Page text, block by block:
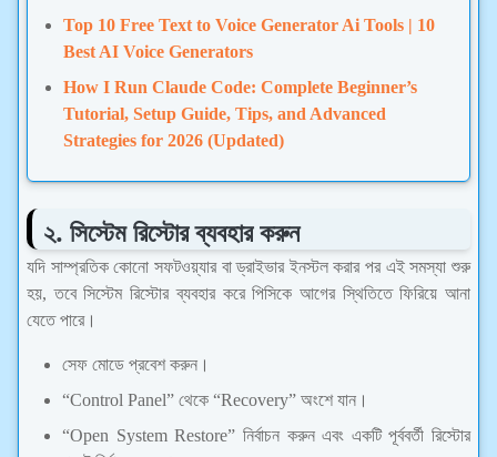
Top 10 Free Text to Voice Generator Ai Tools | 10
Best AI Voice Generators
How I Run Claude Code: Complete Beginner’s
Tutorial, Setup Guide, Tips, and Advanced
Strategies for 2026 (Updated)
২. সিস্টেম রিস্টোর ব্যবহার করুন
যদি সাম্প্রতিক কোনো সফটওয়্যার বা ড্রাইভার ইনস্টল করার পর এই সমস্যা শুরু
হয়, তবে সিস্টেম রিস্টোর ব্যবহার করে পিসিকে আগের স্থিতিতে ফিরিয়ে আনা
যেতে পারে।
সেফ মোডে প্রবেশ করুন।
“Control Panel” থেকে “Recovery” অংশে যান।
“Open System Restore” নির্বাচন করুন এবং একটি পূর্ববর্তী রিস্টোর